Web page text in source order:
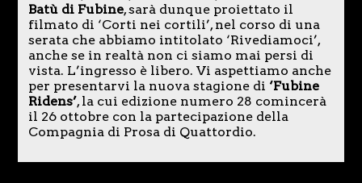
Batù di Fubine, sarà dunque proiettato il
filmato di ‘Corti nei cortili’, nel corso di una
serata che abbiamo intitolato ‘Rivediamoci’,
anche se in realtà non ci siamo mai persi di
vista. L’ingresso è libero. Vi aspettiamo anche
per presentarvi la nuova stagione di ‘Fubine
Ridens’, la cui edizione numero 28 comincerà
il 26 ottobre con la partecipazione della
Compagnia di Prosa di Quattordio.